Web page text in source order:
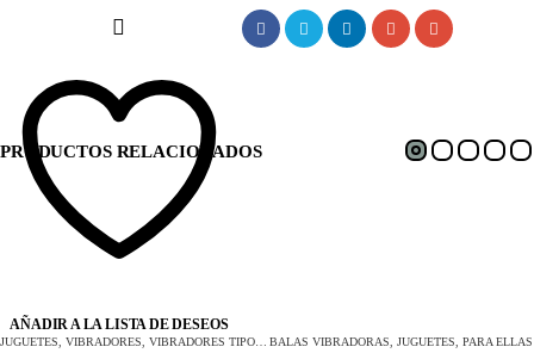
AÑADIR A LA LISTA DE DESEOS
PRODUCTOS RELACIONADOS
JUGUETES VIBRADORES VIBRADORES TIPO HITACHI BALAS VIBRADORAS JUGUETES PARA ELLAS